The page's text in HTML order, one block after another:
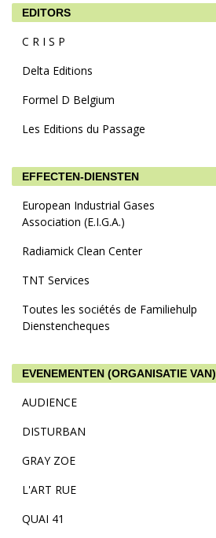
EDITORS
C R I S P
Delta Editions
Formel D Belgium
Les Editions du Passage
EFFECTEN-DIENSTEN
European Industrial Gases
Association (E.I.G.A.)
Radiamick Clean Center
TNT Services
Toutes les sociétés de Familiehulp
Dienstencheques
EVENEMENTEN (ORGANISATIE VAN)
AUDIENCE
DISTURBAN
GRAY ZOE
L'ART RUE
QUAI 41